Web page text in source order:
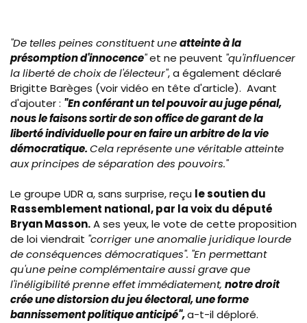
"De telles peines constituent uneatteinte à la
présomption d'innocence"et ne peuvent "qu'influencer
la liberté de choix de l'électeur", a également déclaré
Brigitte Barèges (voir vidéo en tête d'article). Avant
d'ajouter : "En conférant un tel pouvoir au juge pénal,
nous le faisons sortir de son office de garant de la
liberté individuelle pour en faire un arbitre de la vie
démocratique.Cela représente une véritable atteinte
aux principes de séparation des pouvoirs."
Le groupe UDR a, sans surprise, reçu le soutien du
Rassemblement national, par la voix du député
Bryan Masson.A ses yeux, le vote de cette proposition
de loi viendrait "corriger une anomalie juridique lourde
de conséquences démocratiques". "En permettant
qu'une peine complémentaire aussi grave que
l'inéligibilité prenne effet immédiatement, notre droit
crée une distorsion du jeu électoral, une forme
bannissement politique anticipé",a-t-il déploré.